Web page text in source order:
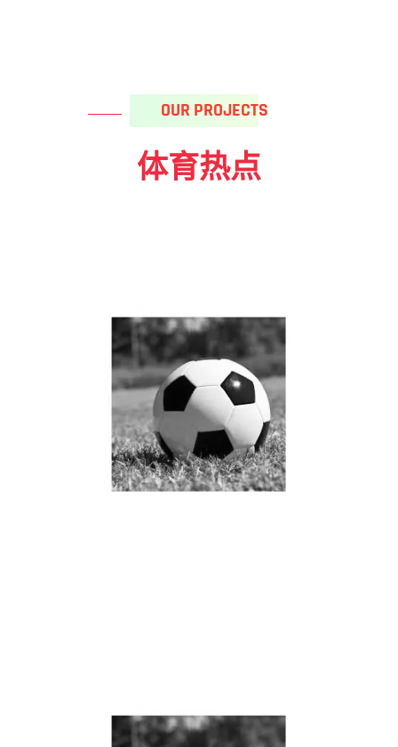
OUR PROJECTS
体育热点
JRS直播JRS直播瓜迪奥拉
神奇换人策略欧冠淘汰赛7
次换人全部进球揭秘